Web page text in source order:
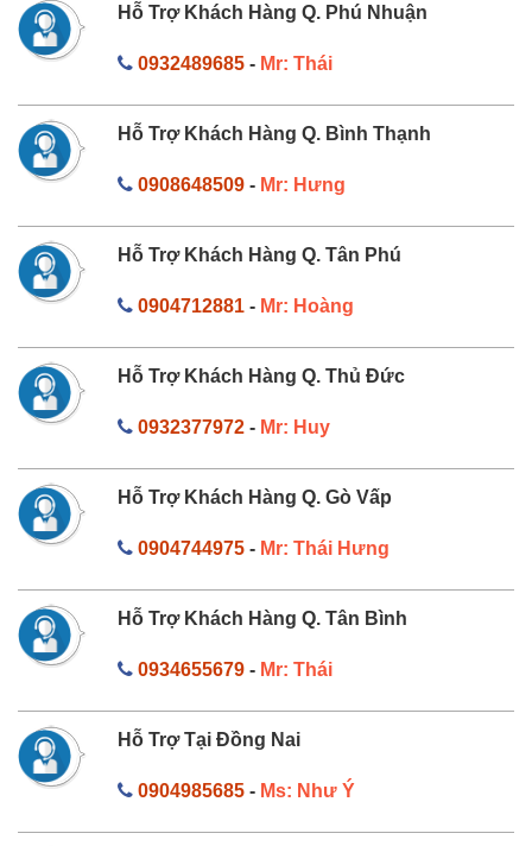
Hỗ Trợ Khách Hàng Q. Phú Nhuận
0932489685- Mr: Thái
Hỗ Trợ Khách Hàng Q. Bình Thạnh
0908648509- Mr: Hưng
Hỗ Trợ Khách Hàng Q. Tân Phú
0904712881- Mr: Hoàng
Hỗ Trợ Khách Hàng Q. Thủ Đức
0932377972- Mr: Huy
Hỗ Trợ Khách Hàng Q. Gò Vấp
0904744975- Mr: Thái Hưng
Hỗ Trợ Khách Hàng Q. Tân Bình
0934655679- Mr: Thái
Hỗ Trợ Tại Đồng Nai
0904985685- Ms: Như Ý